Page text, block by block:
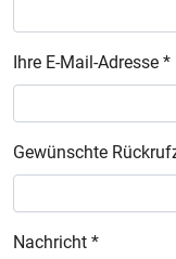
Ihre E-Mail-Adresse *
Gewünschte
Nachricht *